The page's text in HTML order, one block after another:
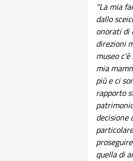
"La mia
dallo
onorati di
direzioni
museo
mia
più e ci
rapporto
decisione
quella di